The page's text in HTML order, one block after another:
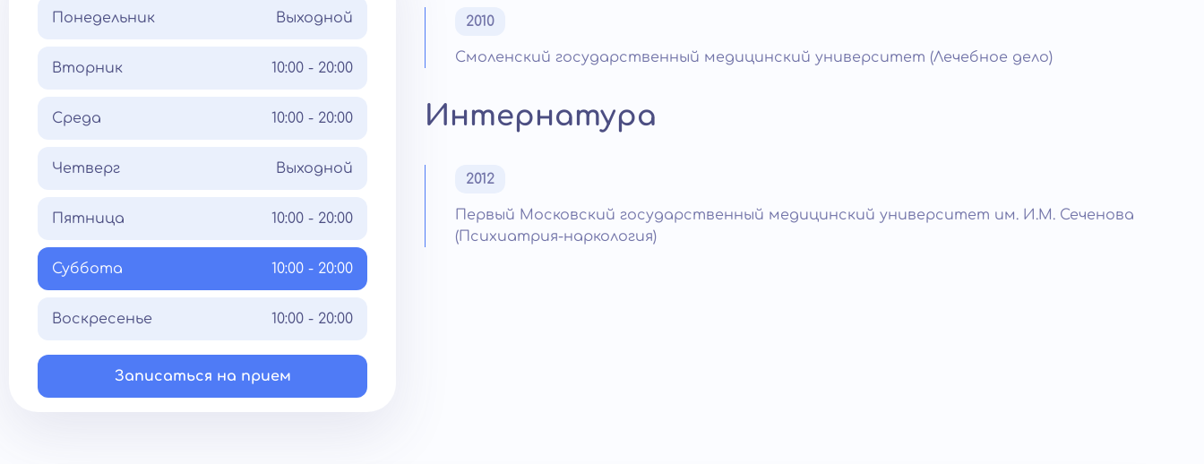
Понедельник Выходной
Вторник 10:00 - 20:00
Среда 10:00 - 20:00
Четверг Выходной
Пятница 10:00 - 20:00
Суббота 10:00 - 20:00
Воскресенье 10:00 - 20:00
Записаться на прием
2010
Смоленский государственный медицинский университет (Лечебное дело)
Интернатура
2012
Первый Московский государственный медицинский университет им. И.М. Сеченова
(Психиатрия-наркология)